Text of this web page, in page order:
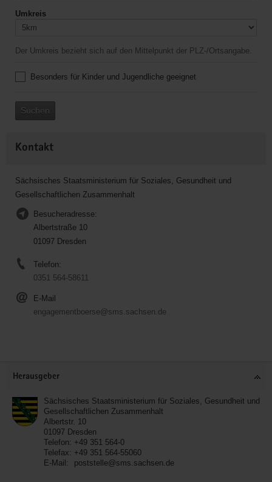
Umkreis
Der Umkreis bezieht sich auf den Mittelpunkt der PLZ-/Ortsangabe.
Besonders für Kinder und Jugendliche geeignet
Suchen
Kontakt
Sächsisches Staatsministerium für Soziales, Gesundheit und
Gesellschaftlichen Zusammenhalt
Besucheradresse:
Albertstraße 10
01097 Dresden
Telefon:
0351 564-58611
E-Mail
engagementboerse@sms.sachsen.de
Herausgeber
Sächsisches Staatsministerium für Soziales, Gesundheit und
Gesellschaftlichen Zusammenhalt
Albertstr. 10
01097 Dresden
Telefon: +49 351 564-0
Telefax: +49 351 564-55060
E-Mail:
poststelle@sms.sachsen.de